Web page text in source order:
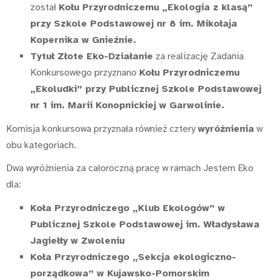
został Kołu Przyrodniczemu „Ekologia z klasą”
przy Szkole Podstawowej nr 8 im. Mikołaja
Kopernika w Gnieźnie.
Tytuł Złote Eko-Działanie za realizację Zadania
Konkursowego przyznano Kołu Przyrodniczemu
„Ekoludki” przy Publicznej Szkole Podstawowej
nr 1 im. Marii Konopnickiej w Garwolinie.
Komisja konkursowa przyznała również cztery wyróżnienia w
obu kategoriach.
Dwa wyróżnienia za całoroczną pracę w ramach Jestem Eko
dla:
Koła Przyrodniczego „Klub Ekologów” w
Publicznej Szkole Podstawowej im. Władysława
Jagiełły w Zwoleniu
Koła Przyrodniczego „Sekcja ekologiczno-
porządkowa” w Kujawsko-Pomorskim